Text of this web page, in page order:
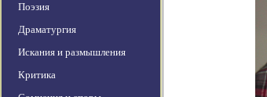
Поэзия
Драматургия
Искания и размышления
Критика